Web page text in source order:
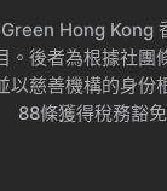
Hong Kong
。後者為根據社團
以慈善機構的身份
88條獲得稅務豁免